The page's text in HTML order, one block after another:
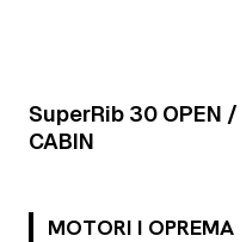
SuperRib 30 OPEN /
CABIN
MOTORI I OPREMA